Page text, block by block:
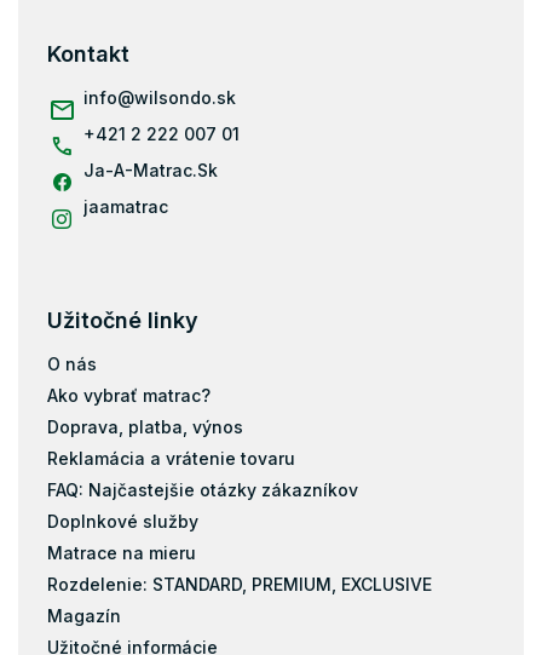
Kontakt
info@wilsondo.sk
+421 2 222 007 01
Ja-A-Matrac.Sk
jaamatrac
Užitočné linky
O nás
Ako vybrať matrac?
Doprava, platba, výnos
Reklamácia a vrátenie tovaru
FAQ: Najčastejšie otázky zákazníkov
Doplnkové služby
Matrace na mieru
Rozdelenie: STANDARD, PREMIUM, EXCLUSIVE
Magazín
Užitočné informácie